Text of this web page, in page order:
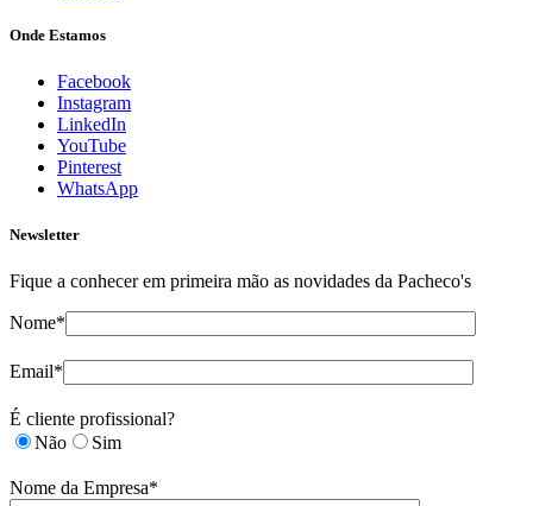
Onde Estamos
Facebook
Instagram
LinkedIn
YouTube
Pinterest
WhatsApp
Newsletter
Fique a conhecer em primeira mão as novidades da Pacheco's
Nome*
Email*
É cliente profissional?
Não
Sim
Nome da Empresa*